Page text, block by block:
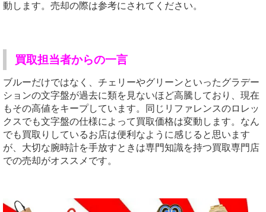
動します。売却の際は参考にされてください。
買取担当者からの一言
ブルーだけではなく、チェリーやグリーンといったグラデー
ションの文字盤が過去に類を見ないほど高騰しており、現在
もその高値をキープしています。同じリファレンスのロレッ
クスでも文字盤の仕様によって買取価格は変動します。なん
でも買取りしているお店は便利なように感じると思います
が、大切な腕時計を手放すときは専門知識を持つ買取専門店
での売却がオススメです。